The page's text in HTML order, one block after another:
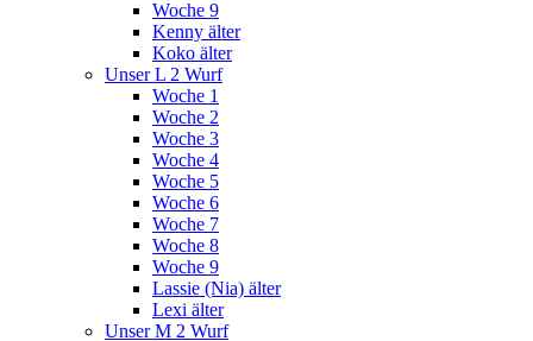
Woche 9
Kenny älter
Koko älter
Unser L 2 Wurf
Woche 1
Woche 2
Woche 3
Woche 4
Woche 5
Woche 6
Woche 7
Woche 8
Woche 9
Lassie (Nia) älter
Lexi älter
Unser M 2 Wurf